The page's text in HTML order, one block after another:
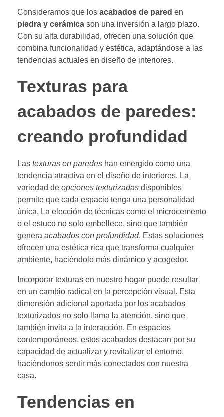
Consideramos que los acabados de pared en
piedra y cerámica son una inversión a largo plazo.
Con su alta durabilidad, ofrecen una solución que
combina funcionalidad y estética, adaptándose a las
tendencias actuales en diseño de interiores.
Texturas para
acabados de paredes:
creando profundidad
Las texturas en paredes han emergido como una
tendencia atractiva en el diseño de interiores. La
variedad de opciones texturizadas disponibles
permite que cada espacio tenga una personalidad
única. La elección de técnicas como el microcemento
o el estuco no solo embellece, sino que también
genera acabados con profundidad. Estas soluciones
ofrecen una estética rica que transforma cualquier
ambiente, haciéndolo más dinámico y acogedor.
Incorporar texturas en nuestro hogar puede resultar
en un cambio radical en la percepción visual. Esta
dimensión adicional aportada por los acabados
texturizados no solo llama la atención, sino que
también invita a la interacción. En espacios
contemporáneos, estos acabados destacan por su
capacidad de actualizar y revitalizar el entorno,
haciéndonos sentir más conectados con nuestra
casa.
Tendencias en